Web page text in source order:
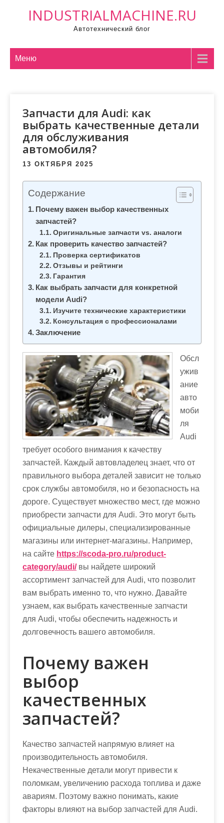
INDUSTRIALMACHINE.RU
Автотехнический блог
Меню
Запчасти для Audi: как
выбрать качественные детали
для обслуживания
автомобиля?
13 ОКТЯБРЯ 2025
Содержание
Почему важен выбор качественных
запчастей?
Оригинальные запчасти vs. аналоги
Как проверить качество запчастей?
Проверка сертификатов
Отзывы и рейтинги
Гарантия
Как выбрать запчасти для конкретной
модели Audi?
Изучите технические характеристики
Консультация с профессионалами
Заключение
Обсл
ужив
ание
авто
моби
ля
Audi
требует особого внимания к качеству
запчастей. Каждый автовладелец знает, что от
правильного выбора деталей зависит не только
срок службы автомобиля, но и безопасность на
дороге. Существует множество мест, где можно
приобрести запчасти для Audi. Это могут быть
официальные дилеры, специализированные
магазины или интернет-магазины. Например,
на сайте https://scoda-pro.ru/product-
category/audi/вы найдете широкий
ассортимент запчастей для Audi, что позволит
вам выбрать именно то, что нужно. Давайте
узнаем, как выбрать качественные запчасти
для Audi, чтобы обеспечить надежность и
долговечность вашего автомобиля.
Почему важен
выбор
качественных
запчастей?
Качество запчастей напрямую влияет на
производительность автомобиля.
Некачественные детали могут привести к
поломкам, увеличению расхода топлива и даже
авариям. Поэтому важно понимать, какие
факторы влияют на выбор запчастей для Audi.